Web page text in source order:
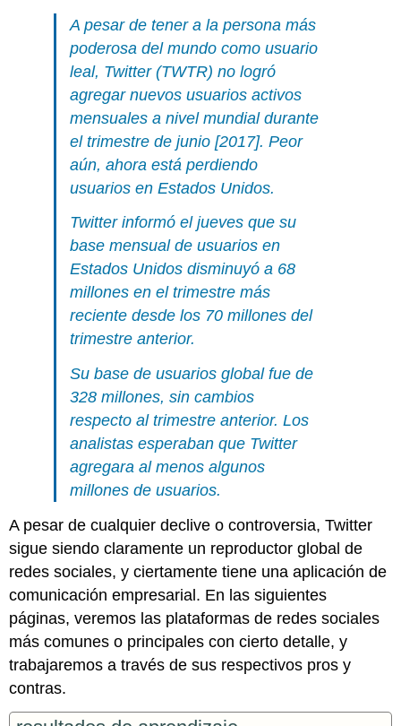
A pesar de tener a la persona más
poderosa del mundo como usuario
leal, Twitter (TWTR) no logró
agregar nuevos usuarios activos
mensuales a nivel mundial durante
el trimestre de junio [2017]. Peor
aún, ahora está perdiendo
usuarios en Estados Unidos.
Twitter informó el jueves que su
base mensual de usuarios en
Estados Unidos disminuyó a 68
millones en el trimestre más
reciente desde los 70 millones del
trimestre anterior.
Su base de usuarios global fue de
328 millones, sin cambios
respecto al trimestre anterior. Los
analistas esperaban que Twitter
agregara al menos algunos
millones de usuarios.
A pesar de cualquier declive o controversia, Twitter
sigue siendo claramente un reproductor global de
redes sociales, y ciertamente tiene una aplicación de
comunicación empresarial. En las siguientes
páginas, veremos las plataformas de redes sociales
más comunes o principales con cierto detalle, y
trabajaremos a través de sus respectivos pros y
contras.